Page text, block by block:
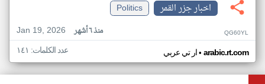
اخبار جزر القمر
Politics
Jan 19, 2026
منذ ٦ أشهر QG60YL
ار تي عربي• arabic.rt.com عدد الكلمات: ١٤١